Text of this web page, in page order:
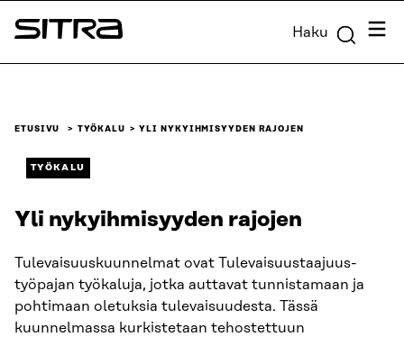
Siirry
suoraan
Sitra Haku
ETUSIVU TYÖKALU YLI NYKYIHMISYYDEN RAJOJEN
TYÖKALU
Yli nykyihmisyyden rajojen
Tulevaisuuskuunnelmat ovat Tulevaisuustaajuus-
työpajan työkaluja, jotka auttavat tunnistamaan ja
pohtimaan oletuksia tulevaisuudesta. Tässä
kuunnelmassa kurkistetaan tehostettuun